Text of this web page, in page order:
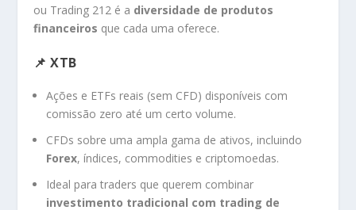
ou Trading 212 é a diversidade de produtos
financeiros que cada uma oferece.
📌 XTB
Ações e ETFs reais (sem CFD) disponíveis com
comissão zero até um certo volume.
CFDs sobre uma ampla gama de ativos, incluindo
Forex, índices, commodities e criptomoedas.
Ideal para traders que querem combinar
investimento tradicional com trading de